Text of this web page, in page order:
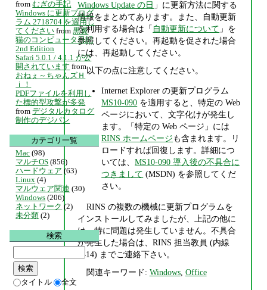
Windows Update の日 」に更新方法に関する
情報をまとめてあります。また、自動更新
を利用する場合は「 自動更新について 」を
参照してください。再起動を促された場合
には、再起動してください。
以下の点に注意してください。
Internet Explorer の更新プログラム
MS10-090 を適用すると、特定の Web
ページにおいて、文字化けが発生し
ます。「特定の Web ページ」には
RINS ホームページも含まれます。リ
ロードすれば回復します。詳細につ
いては、MS10-090 導入後の不具合に
つきまして (MSDN) を参照してくだ
さい。
RINS の複数の機械に更新プログラムを
インストールしてみましたが、上記の他に
は、特に問題は発生していません。不具合
が発生した場合は、RINS 担当教員 (内線
7414) までご連絡下さい。
関連キーワード: Windows, Office
from むぎの手記
Windows に更新プログ
ラム 2718704 を適用し
てください from 黒翼
猫のコンピュータ日記
2nd Edition
Safari 5.0.1 / 4.1.1 が公
開されています from
おねぇ～ちゃんズＨ
ｉ！
PDFファイルを利用し
た標的型攻撃が多発
from デジタルカタログ
制作のデジパン
カテゴリ一覧
Mac (98)
マルチOS (856)
ハードウェア (63)
Linux (4)
マルウェア関連 (30)
Windows (206)
ネットワーク (2)
未分類 (2)
検索
タイトル 全文